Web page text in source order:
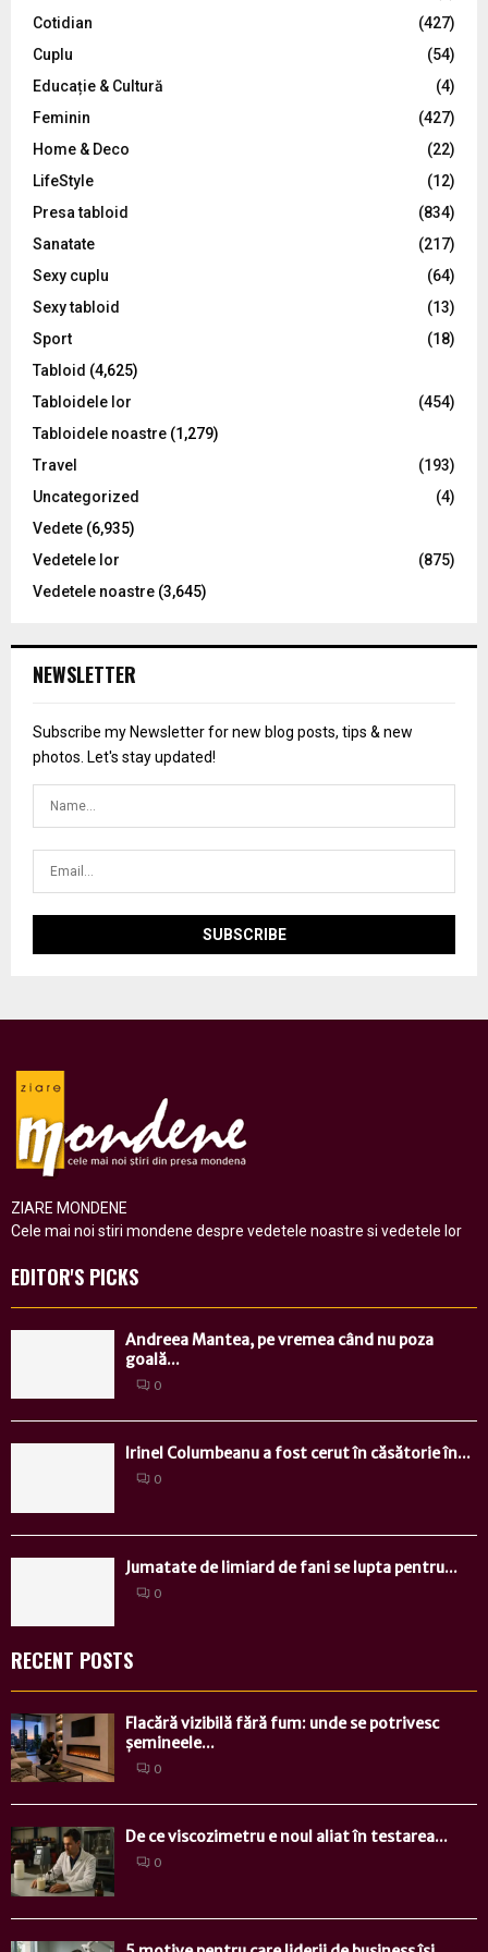
:
C
Cotidian
(427)
Cuplu
(54)
Educație & Cultură
(4)
Feminin
(427)
Home & Deco
(22)
LifeStyle
(12)
Presa tabloid
(834)
Sanatate
(217)
Sexy cuplu
(64)
Sexy tabloid
(13)
Sport
(18)
Tabloid (4,625)
Tabloidele lor
(454)
Tabloidele noastre (1,279)
Travel
(193)
Uncategorized
(4)
Vedete (6,935)
Vedetele lor
(875)
Vedetele noastre (3,645)
NEWSLETTER
Subscribe my Newsletter for new blog posts, tips & new
photos. Let's stay updated!
ZIARE MONDENE
Cele mai noi stiri mondene despre vedetele noastre si vedetele lor
EDITOR'S PICKS
Andreea Mantea, pe vremea când nu poza
goală...
0
Irinel Columbeanu a fost cerut în căsătorie în...
0
Jumatate de limiard de fani se lupta pentru...
0
RECENT POSTS
Flacără vizibilă fără fum: unde se potrivesc
șemineele...
0
De ce viscozimetru e noul aliat în testarea...
0